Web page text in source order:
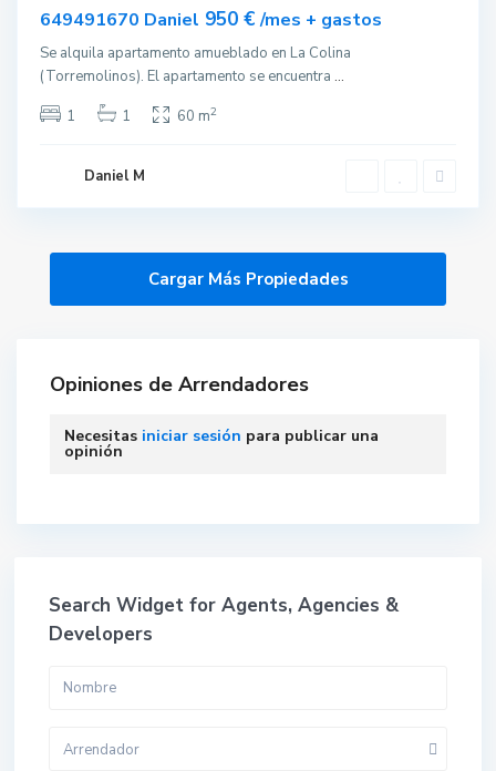
649491670 Daniel 950 €/mes + gastos
Se alquila apartamento amueblado en La Colina
(Torremolinos). El apartamento se encuentra ...
1
1 60 m2
Daniel M
Opiniones de Arrendadores
Necesitas iniciar sesión para publicar una
opinión
Search Widget for Agents, Agencies &
Developers
Arrendador